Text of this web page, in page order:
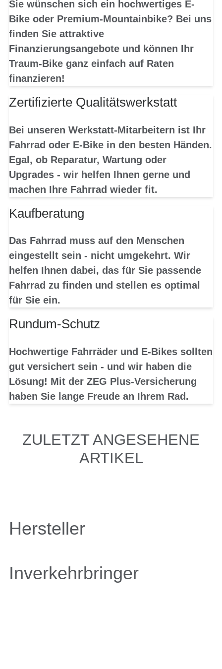
Sie wünschen sich ein hochwertiges E-
Bike oder Premium-Mountainbike? Bei uns
finden Sie attraktive
Finanzierungsangebote und können Ihr
Traum-Bike ganz einfach auf Raten
finanzieren!
Zertifizierte Qualitätswerkstatt
Bei unseren Werkstatt-Mitarbeitern ist Ihr
Fahrrad oder E-Bike in den besten Händen.
Egal, ob Reparatur, Wartung oder
Upgrades - wir helfen Ihnen gerne und
machen Ihre Fahrrad wieder fit.
Kaufberatung
Das Fahrrad muss auf den Menschen
eingestellt sein - nicht umgekehrt. Wir
helfen Ihnen dabei, das für Sie passende
Fahrrad zu finden und stellen es optimal
für Sie ein.
Rundum-Schutz
Hochwertige Fahrräder und E-Bikes sollten
gut versichert sein - und wir haben die
Lösung! Mit der ZEG Plus-Versicherung
haben Sie lange Freude an Ihrem Rad.
ZULETZT ANGESEHENE
ARTIKEL
Hersteller
Inverkehrbringer